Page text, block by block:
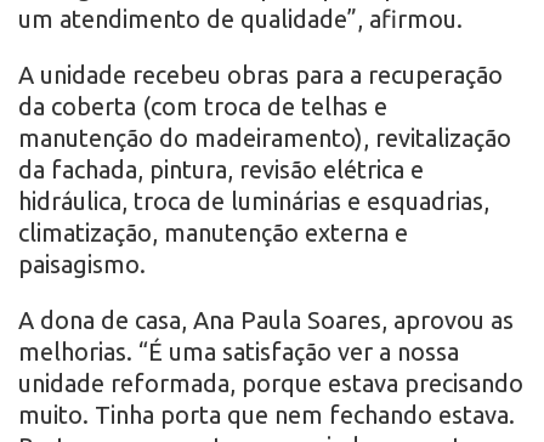
um atendimento de qualidade”, afirmou.
A unidade recebeu obras para a recuperação
da coberta (com troca de telhas e
manutenção do madeiramento), revitalização
da fachada, pintura, revisão elétrica e
hidráulica, troca de luminárias e esquadrias,
climatização, manutenção externa e
paisagismo.
A dona de casa, Ana Paula Soares, aprovou as
melhorias. “É uma satisfação ver a nossa
unidade reformada, porque estava precisando
muito. Tinha porta que nem fechando estava.